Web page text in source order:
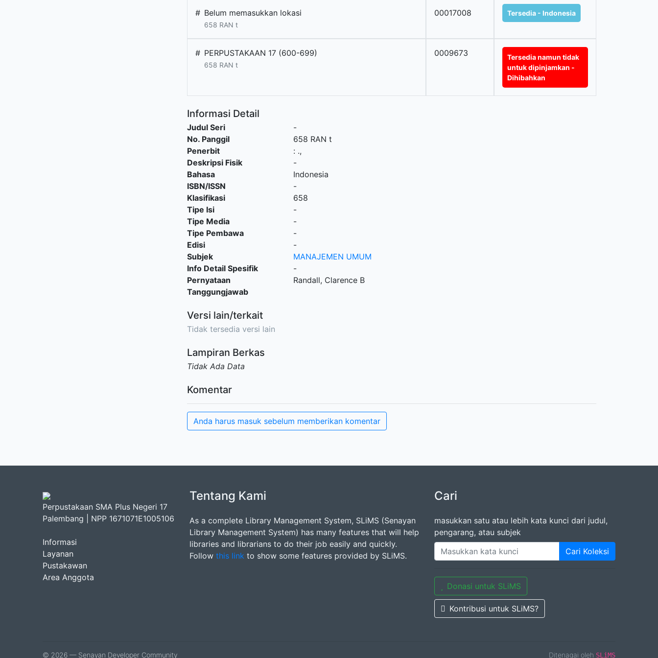
# Belum memasukkan lokasi
658 RAN t
00017008 Tersedia - Indonesia
# PERPUSTAKAAN 17 (600-699)
658 RAN t
0009673
Tersedia namun tidak
untuk dipinjamkan -
Dihibahkan
Informasi Detail
Judul Seri
-
No. Panggil
658 RAN t
Penerbit
: .,
Deskripsi Fisik
-
Bahasa
Indonesia
ISBN/ISSN
-
Klasifikasi
658
Tipe Isi
-
Tipe Media
-
Tipe Pembawa
-
Edisi
-
Subjek
MANAJEMEN UMUM
Info Detail Spesifik
-
Pernyataan
Tanggungjawab
Randall, Clarence B
Versi lain/terkait
Tidak tersedia versi lain
Lampiran Berkas
Tidak Ada Data
Komentar
Anda harus masuk sebelum memberikan komentar
Perpustakaan SMA Plus Negeri 17
Palembang | NPP 1671071E1005106
Informasi
Layanan
Pustakawan
Area Anggota
Tentang Kami
As a complete Library Management System, SLiMS (Senayan
Library Management System) has many features that will help
libraries and librarians to do their job easily and quickly.
Follow this link to show some features provided by SLiMS.
Cari
masukkan satu atau lebih kata kunci dari judul,
pengarang, atau subjek
Cari Koleksi
Donasi untuk SLiMS
Kontribusi untuk SLiMS?
© 2026 — Senayan Developer Community Ditenagai oleh SLiMS